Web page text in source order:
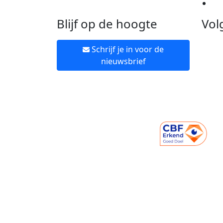
Blijf op de hoogte
Schrijf je in voor de
nieuwsbrief